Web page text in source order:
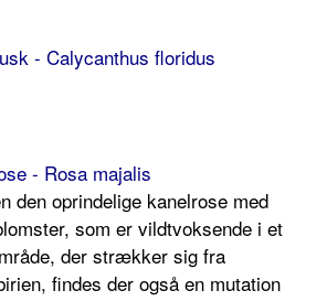
- Calycanthus floridus
- Rosa majalis
den oprindelige kanelrose med
som er vildtvok­sende i et
der strækker sig fra
findes der også en mutation